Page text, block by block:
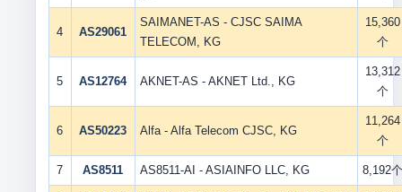
4 AS29061
SAIMANET-AS - CJSC SAIMA
TELECOM, KG
15,360
个
5 AS12764 AKNET-AS - AKNET Ltd., KG
13,312
个
6 AS50223 Alfa - Alfa Telecom CJSC, KG
11,264
个
7 AS8511 AS8511-AI - ASIAINFO LLC, KG 8,192